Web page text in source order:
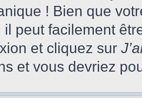
! Bien que
il peut facilement
et cliquez sur
et vous devriez